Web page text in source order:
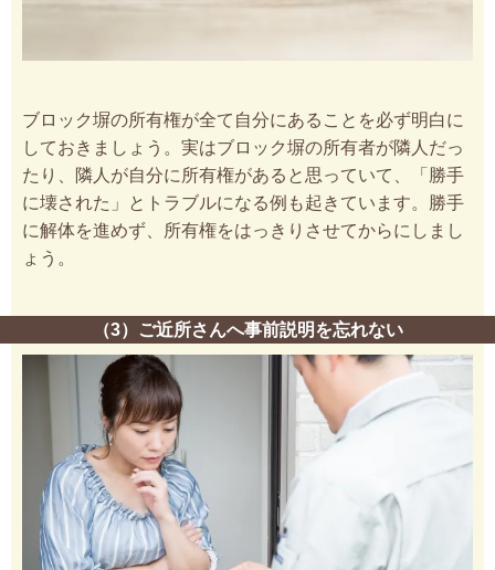
ブロック塀の所有権が全て自分にあることを必ず明白に
しておきましょう。実はブロック塀の所有者が隣人だっ
たり、隣人が自分に所有権があると思っていて、「勝手
に壊された」とトラブルになる例も起きています。勝手
に解体を進めず、所有権をはっきりさせてからにしまし
ょう。
（3）ご近所さんへ事前説明を忘れない